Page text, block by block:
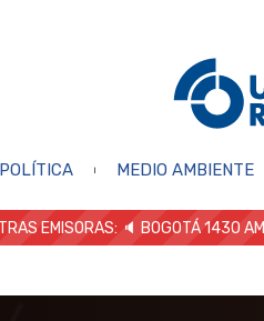
POLÍTICA MEDIO AMBIENTE
EMISORAS: 🔈 BOGOTÁ 1430 AM